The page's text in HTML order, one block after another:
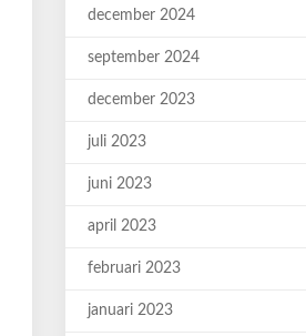
december 2024
september 2024
december 2023
juli 2023
juni 2023
april 2023
februari 2023
januari 2023